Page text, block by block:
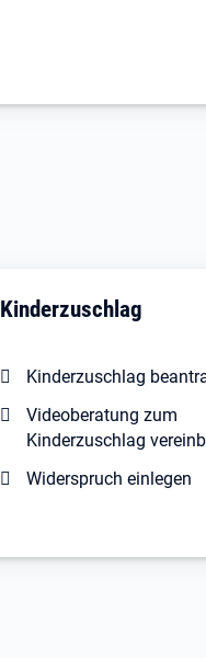
Kinderzuschlag
Kinderzuschlag
Videoberatung zum
Kinderzuschlag
Widerspruch einlegen